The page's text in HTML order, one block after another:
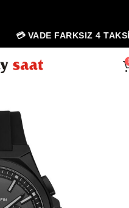
💳 VADE FARKSIZ 4